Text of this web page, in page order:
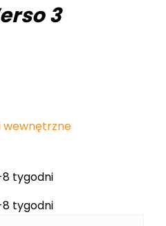
3
wewnętrzne
8 tygodni
8 tygodni